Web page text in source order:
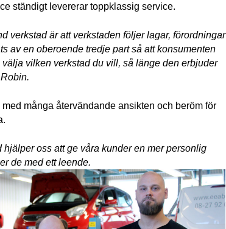
ständigt levererar toppklassig service.
verkstad är att verkstaden följer lagar, förordningar
av en oberoende tredje part så att konsumenten
vilken verkstad du vill, så länge den erbjuder
många återvändande ansikten och beröm för
hjälper oss att ge våra kunder en mer personlig
de med ett leende.